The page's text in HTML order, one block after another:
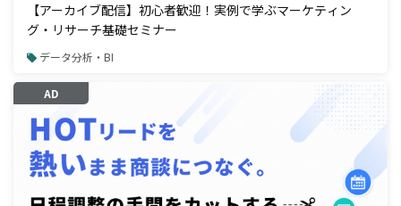
【アーカイブ配信】初心者歓迎！実例で学ぶマーケティン
グ・リサーチ基礎セミナー
データ分析・BI
AD